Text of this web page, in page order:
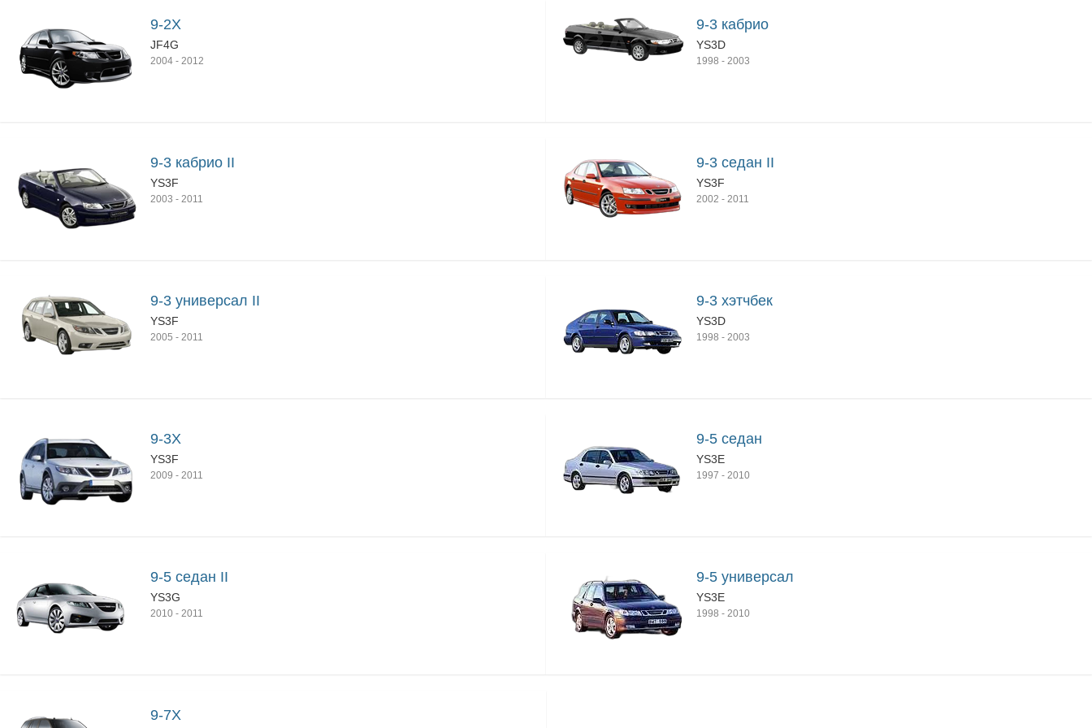
9-2X
JF4G
2004 - 2012
9-3 кабрио
YS3D
1998 - 2003
9-3 кабрио II
YS3F
2003 - 2011
9-3 седан II
YS3F
2002 - 2011
9-3 универсал II
YS3F
2005 - 2011
9-3 хэтчбек
YS3D
1998 - 2003
9-3X
YS3F
2009 - 2011
9-5 седан
YS3E
1997 - 2010
9-5 седан II
YS3G
2010 - 2011
9-5 универсал
YS3E
1998 - 2010
9-7X